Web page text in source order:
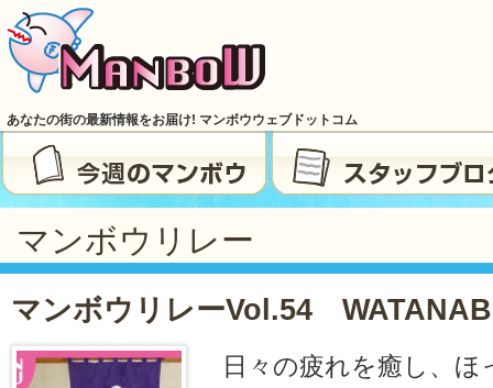
あなたの街の最新情報をお届け! マンボウウェブドットコム
マンボウリレー
マンボウリレーvol.54
日々の疲れを癒し、ほ